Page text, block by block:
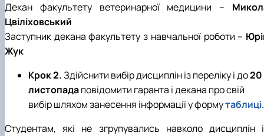
Декан факультету ветеринарної медицини –
Цвіліховський
Заступник декана факультету з навчальної роботи –
Жук
Крок 2.Здійснити вибір дисциплін із переліку і до20
листопадаповідомити гаранта і декана про свій
вибір шляхом занесення інформації у формутаблиці.
Студентам, які не згрупувались навколо дисциплін